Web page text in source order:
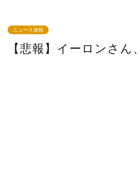
ニュース速報
【悲報】イーロンさん